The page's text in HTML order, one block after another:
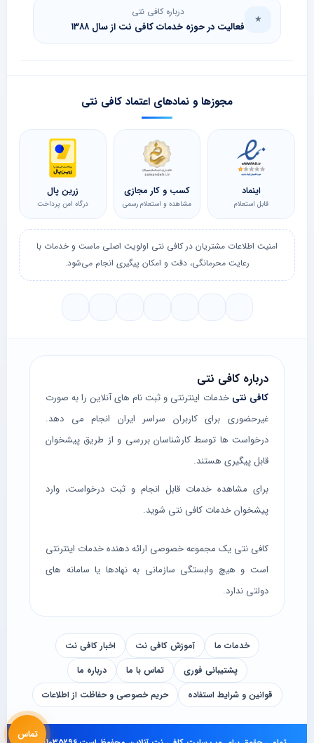
تماس
★
درباره کافی نتی
فعالیت در حوزه خدمات کافی نت از سال ۱۳۸۸
مجوزها و نمادهای اعتماد کافی نتی
اینماد
قابل استعلام
کسب و کار مجازی
مشاهده و استعلام رسمی
زرین پال
درگاه امن پرداخت
امنیت اطلاعات مشتریان در کافی نتی اولویت اصلی ماست و خدمات با
رعایت محرمانگی، دقت و امکان پیگیری انجام می‌شود.
درباره کافی نتی
کافی نتی خدمات اینترنتی و ثبت نام های آنلاین را به صورت
غیرحضوری برای کاربران سراسر ایران انجام می دهد.
درخواست ها توسط کارشناسان بررسی و از طریق پیشخوان
قابل پیگیری هستند.
برای مشاهده خدمات قابل انجام و ثبت درخواست، وارد
پیشخوان خدمات کافی نتی شوید.
کافی نتی یک مجموعه خصوصی ارائه دهنده خدمات اینترنتی
است و هیچ وابستگی سازمانی به نهادها یا سامانه های
دولتی ندارد.
خدمات ما آموزش کافی نت
اخبار کافی نت
پشتیبانی فوری
تماس با ما
درباره ما
قوانین و شرایط استفاده
حریم خصوصی و حفاظت از اطلاعات